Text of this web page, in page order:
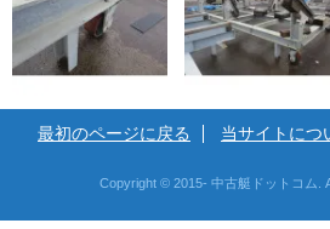
最初のページに戻る 当サイトにつ
Copyright © 2015- 中古艇ドットコム.